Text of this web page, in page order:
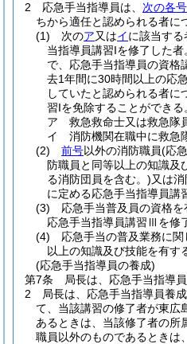
2
応急手当指導員は、 次の各号
ちから適任と認められる者に
(1)
次のア又はイに該当する
当指導員講習Iを修了した者
で、応急手当指導員の資格
去1年間に30時間以上の応
していたと認められる者に
習Iを免除することができる
ア
救急救命士又は救急隊
イ
消防機関在職中に救急
(2)
前号以外の消防職員(応
防職員と同等以上の知識及
る消防団員を含む。)又は
に定める応急手当指導員
(3)
応急手当普及員の資格
応急手当指導員講習Ⅲを修
(4)
応急手当の普及業務に関
以上の知識及び技能を有す
(応急手当指導員の養成)
第7条
局長は、応急手当指導
2
局長は、応急手当指導員養
て、当該講習の修了者が東広
あるときは、当該修了者の所
職員以外のものであるときは